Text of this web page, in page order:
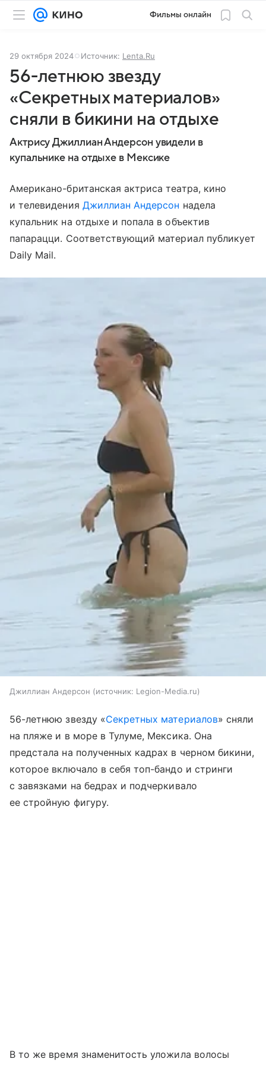
Фильмы онлайн
29 октября 2024 Источник: Lenta.Ru
56-летнюю звезду
«Секретных материалов»
сняли в бикини на отдыхе
Актрису Джиллиан Андерсон увидели в
купальнике на отдыхе в Мексике
Американо-британская актриса театра, кино
и телевидения Джиллиан Андерсон надела
купальник на отдыхе и попала в объектив
папарацци. Соответствующий материал публикует
Daily Mail.
Джиллиан Андерсон источник: Legion-Media.ru
56-летнюю звезду «Секретных материалов» сняли
на пляже и в море в Тулуме, Мексика. Она
предстала на полученных кадрах в черном бикини,
которое включало в себя топ-бандо и стринги
с завязками на бедрах и подчеркивало
ее стройную фигуру.
В то же время знаменитость уложила волосы